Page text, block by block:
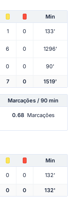
Min
1 0 133'
6 0 1296'
0 0 90'
7 0 1519'
Marcações / 90 min
0.68 Marcações
Min
0 0 132'
0 0 132'